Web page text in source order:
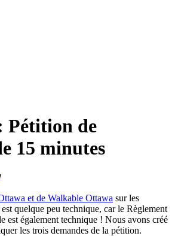
de
15 minutes
et de Walkable Ottawa sur les
quelque peu technique, car le Règlement
est également technique ! Nous avons créé
les trois demandes de la pétition.